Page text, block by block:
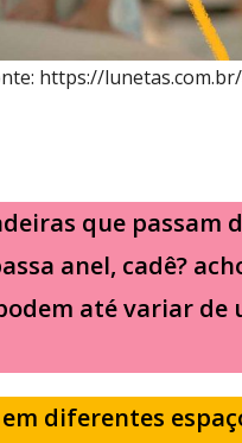
https://
que passam
anel, cadê?
até variar de
diferentes